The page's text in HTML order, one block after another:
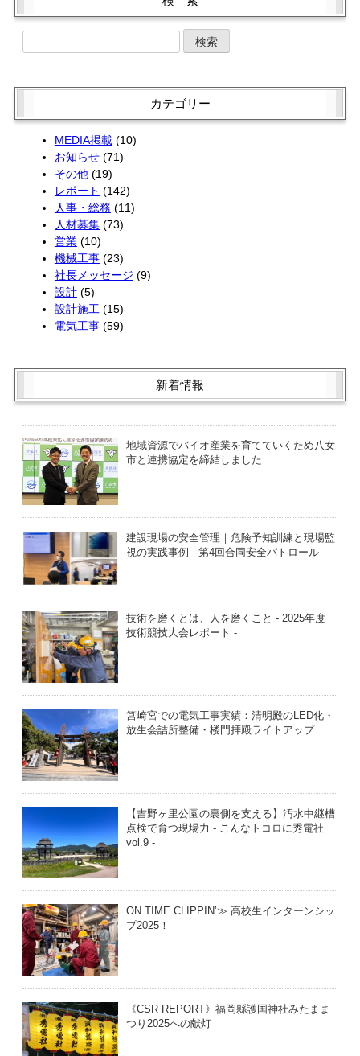
3月 (2)
1月 (2)
5月 (2)
4月 (4)
3月 (2)
1月 (2)
7月 (1)
6月 (4)
1月 (2)
4月 (1)
2月 (4)
カテゴリー
MEDIA掲載(10)
お知らせ(71)
その他(19)
レポート (142)
人事・総務 (11)
人材募集(73)
営業(10)
機械工事(23)
社長メッセージ (9)
設計(5)
設計施工(15)
電気工事(59)
新着情報
地域資源でバイオ産業を育てていくため八女
市と連携協定を締結しました
建設現場の安全管理｜危険予知訓練と現場監
視の実践事例 - 第4回合同安全パトロール -
技術を磨くとは、人を磨くこと - 2025年度
技術競技大会レポート -
筥崎宮での電気工事実績：清明殿のLED化・
放生会詰所整備・楼門拝殿ライトアップ
【吉野ヶ里公園の裏側を支える】汚水中継槽
点検で育つ現場力 - こんなトコロに秀電社
vol.9 -
ON TIME CLIPPIN’≫ 高校生インターンシッ
プ2025！
《CSR REPORT》福岡縣護国神社みたまま
つり2025への献灯